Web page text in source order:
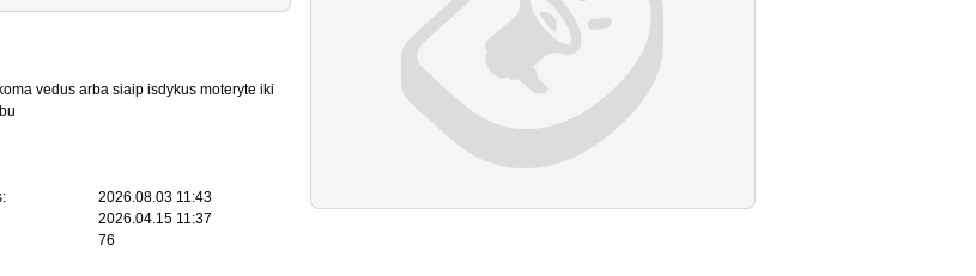
vedus arba siaip isdykus moteryte iki
2026.08.03 11:43
2026.04.15 11:37
76